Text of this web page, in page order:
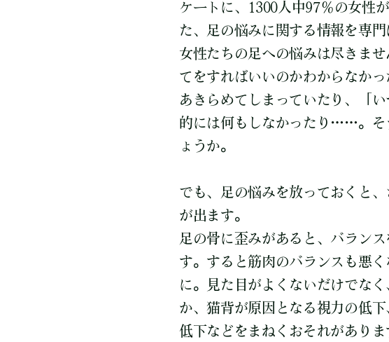
ケートに、1300人中97％の女性
た、足の悩みに関する情報を専
女性たちの足への悩みは尽きま
てをすればいいのかわからなか
あきらめてしまっていたり、「
的には何もしなかったり……。そ
ょうか。
でも、足の悩みを放っておくと
が出ます。
足の骨に歪みがあると、バラン
す。すると筋肉のバランスも悪
に。見た目がよくないだけでな
か、猫背が原因となる視力の低
低下などをまねくおそれがありま